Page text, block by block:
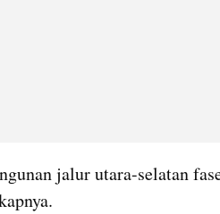
jalur utara-selatan